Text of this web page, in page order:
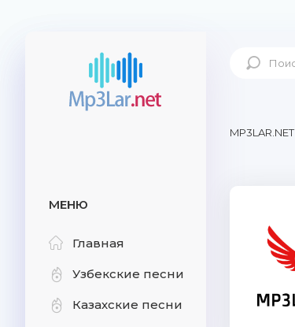
МЕНЮ
Главная
Узбекские песни
Казахские песни
MP3LAR.NET